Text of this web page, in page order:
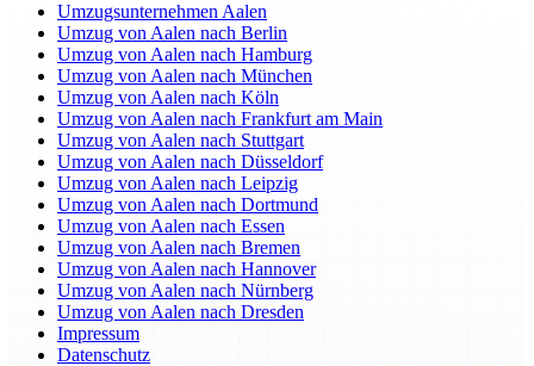
Umzugsunternehmen Aalen
Umzug von Aalen nach Berlin
Umzug von Aalen nach Hamburg
Umzug von Aalen nach München
Umzug von Aalen nach Köln
Umzug von Aalen nach Frankfurt am Main
Umzug von Aalen nach Stuttgart
Umzug von Aalen nach Düsseldorf
Umzug von Aalen nach Leipzig
Umzug von Aalen nach Dortmund
Umzug von Aalen nach Essen
Umzug von Aalen nach Bremen
Umzug von Aalen nach Hannover
Umzug von Aalen nach Nürnberg
Umzug von Aalen nach Dresden
Impressum
Datenschutz